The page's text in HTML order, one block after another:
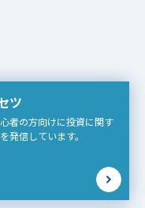
ツ
者の方向けに投資に関す
発信しています。